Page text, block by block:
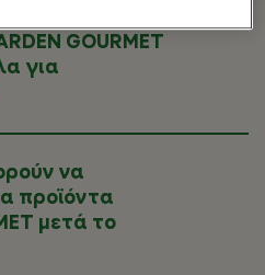
GOURMET
για
να
προϊόντα
μετά το